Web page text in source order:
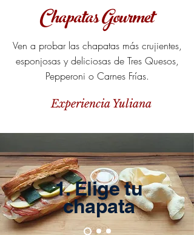
Chapatas Gourmet
Ven a probar las chapatas más crujientes,
esponjosas y deliciosas de Tres Quesos,
Pepperoni o Carnes Frías.
Experiencia Yuliana
1. Elige tu
chapata